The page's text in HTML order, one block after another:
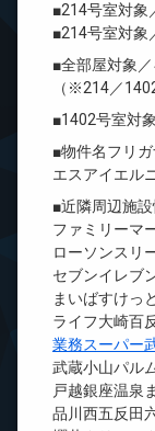
■214号室対象
■214号室対象
■全部屋対象
（※214／
■1402号室対
■物件名フリガ
エスアイエル
■近隣周辺施
ファミリーマ
ローソンスリ
セブンイレブ
まいばすけっ
ライフ大崎百
業務スーパー
武蔵小山パル
戸越銀座温泉
品川西五反田